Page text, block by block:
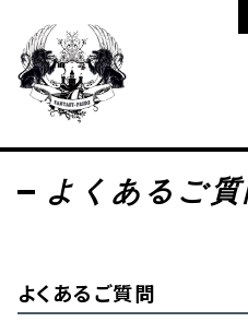
よくあるご
よくあるご質問